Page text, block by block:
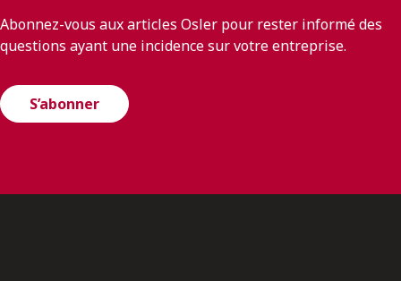
Abonnez-vous aux articles Osler pour rester informé des
questions ayant une incidence sur votre entreprise.
S’abonner